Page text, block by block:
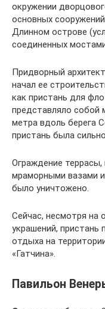
окружении
основных
Длинном острове
соединенных
Придворный
начал ее
как пристань для
представляло
метра вдоль берега
пристань была
Ограждение
мраморными вазами и
было уничтожено.
Сейчас, несмотря на
украшений, пристань
отдыха на
«Гатчина».
Павильон